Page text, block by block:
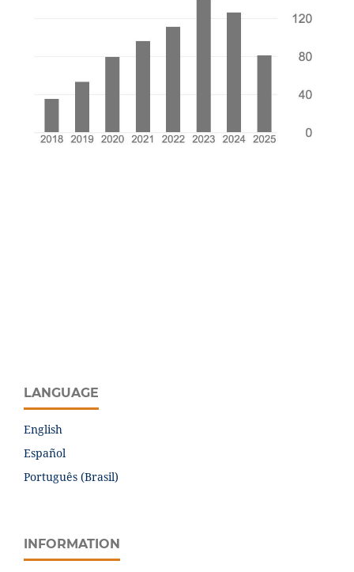
LANGUAGE
English
Español
Português (Brasil)
INFORMATION